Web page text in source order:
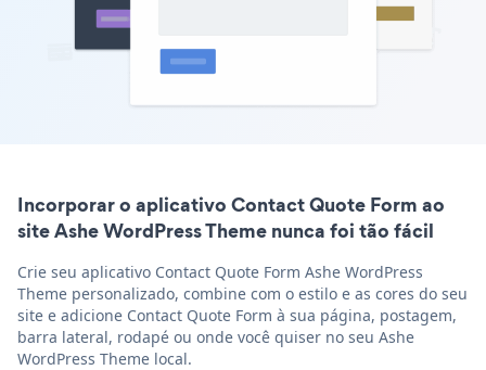
Incorporar o aplicativo Contact Quote Form ao
site Ashe WordPress Theme nunca foi tão fácil
Crie seu aplicativo Contact Quote Form Ashe WordPress
Theme personalizado, combine com o estilo e as cores do seu
site e adicione Contact Quote Form à sua página, postagem,
barra lateral, rodapé ou onde você quiser no seu Ashe
WordPress Theme local.